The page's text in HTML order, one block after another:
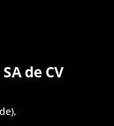
de CV